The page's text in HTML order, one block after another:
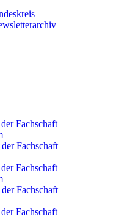
Fachschaft
Fachschaft
Fachschaft
Fachschaft
Fachschaft